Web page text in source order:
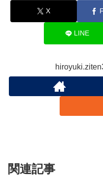
X
LINE
関連記事